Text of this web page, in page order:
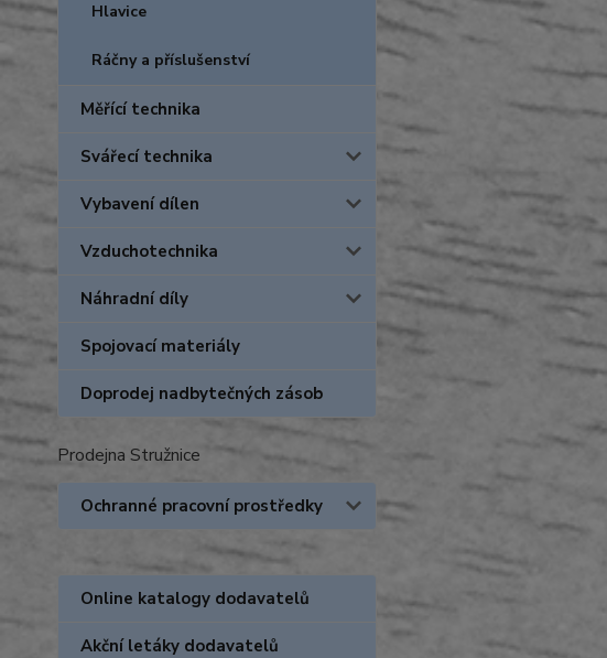
Hlavice
Ráčny a příslušenství
Měřící technika
Svářecí technika
Vybavení dílen
Vzduchotechnika
Náhradní díly
Spojovací materiály
Doprodej nadbytečných zásob
Prodejna Stružnice
Ochranné pracovní prostředky
Online katalogy dodavatelů
Akční letáky dodavatelů